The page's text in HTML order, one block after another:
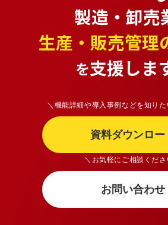
製造・卸売
生産・販売管理
を支援しま
＼機能詳細や導入事例などを知りた
資料ダウンロー
＼お気軽にご相談くださ
お問い合わせ